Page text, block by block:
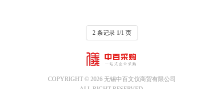
2 条记录 1/1 页
COPYRIGHT © 2026 无锡中百文仪商贸有限公司